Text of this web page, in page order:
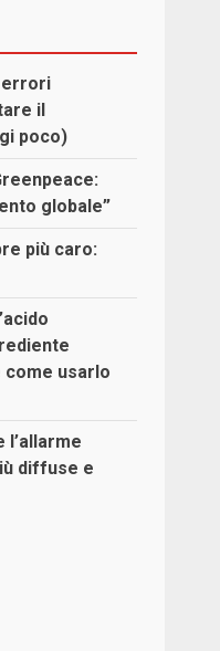
errori
il
poco)
globale”
più caro:
usarlo
diffuse e